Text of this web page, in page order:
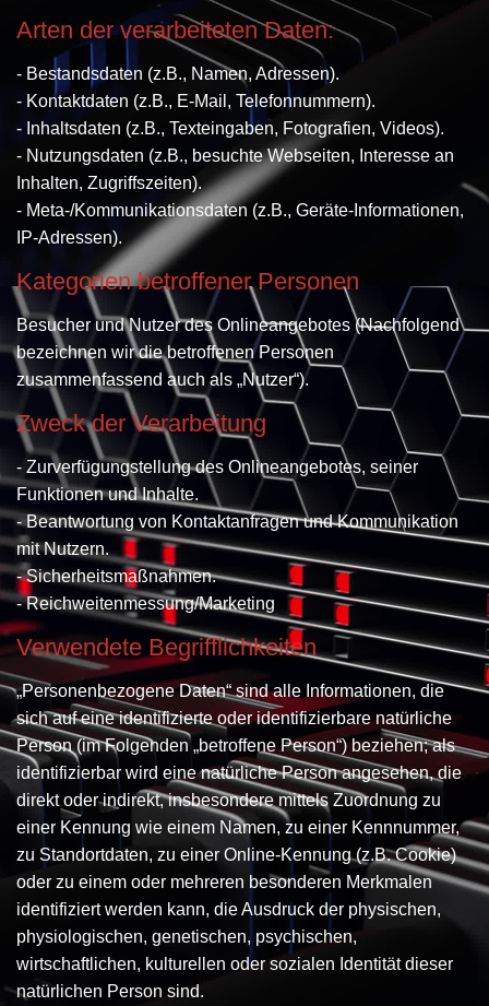
Arten der verarbeiteten Daten:
- Bestandsdaten (z.B., Namen, Adressen).
- Kontaktdaten (z.B., E-Mail, Telefonnummern).
- Inhaltsdaten (z.B., Texteingaben, Fotografien, Videos).
- Nutzungsdaten (z.B., besuchte Webseiten, Interesse an
Inhalten, Zugriffszeiten).
- Meta-/Kommunikationsdaten (z.B., Geräte-Informationen,
IP-Adressen).
Kategorien betroffener Personen
Besucher und Nutzer des Onlineangebotes (Nachfolgend
bezeichnen wir die betroffenen Personen
zusammenfassend auch als „Nutzer“).
Zweck der Verarbeitung
- Zurverfügungstellung des Onlineangebotes, seiner
Funktionen und Inhalte.
- Beantwortung von Kontaktanfragen und Kommunikation
mit Nutzern.
- Sicherheitsmaßnahmen.
- Reichweitenmessung/Marketing
Verwendete Begrifflichkeiten
„Personenbezogene Daten“ sind alle Informationen, die
sich auf eine identifizierte oder identifizierbare natürliche
Person (im Folgenden „betroffene Person“) beziehen; als
identifizierbar wird eine natürliche Person angesehen, die
direkt oder indirekt, insbesondere mittels Zuordnung zu
einer Kennung wie einem Namen, zu einer Kennnummer,
zu Standortdaten, zu einer Online-Kennung (z.B. Cookie)
oder zu einem oder mehreren besonderen Merkmalen
identifiziert werden kann, die Ausdruck der physischen,
physiologischen, genetischen, psychischen,
wirtschaftlichen, kulturellen oder sozialen Identität dieser
natürlichen Person sind.